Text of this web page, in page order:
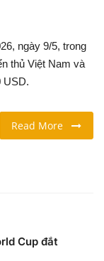
ngày 9/5, trong
thủ Việt Nam và
USD.
Read More
Cup đắt